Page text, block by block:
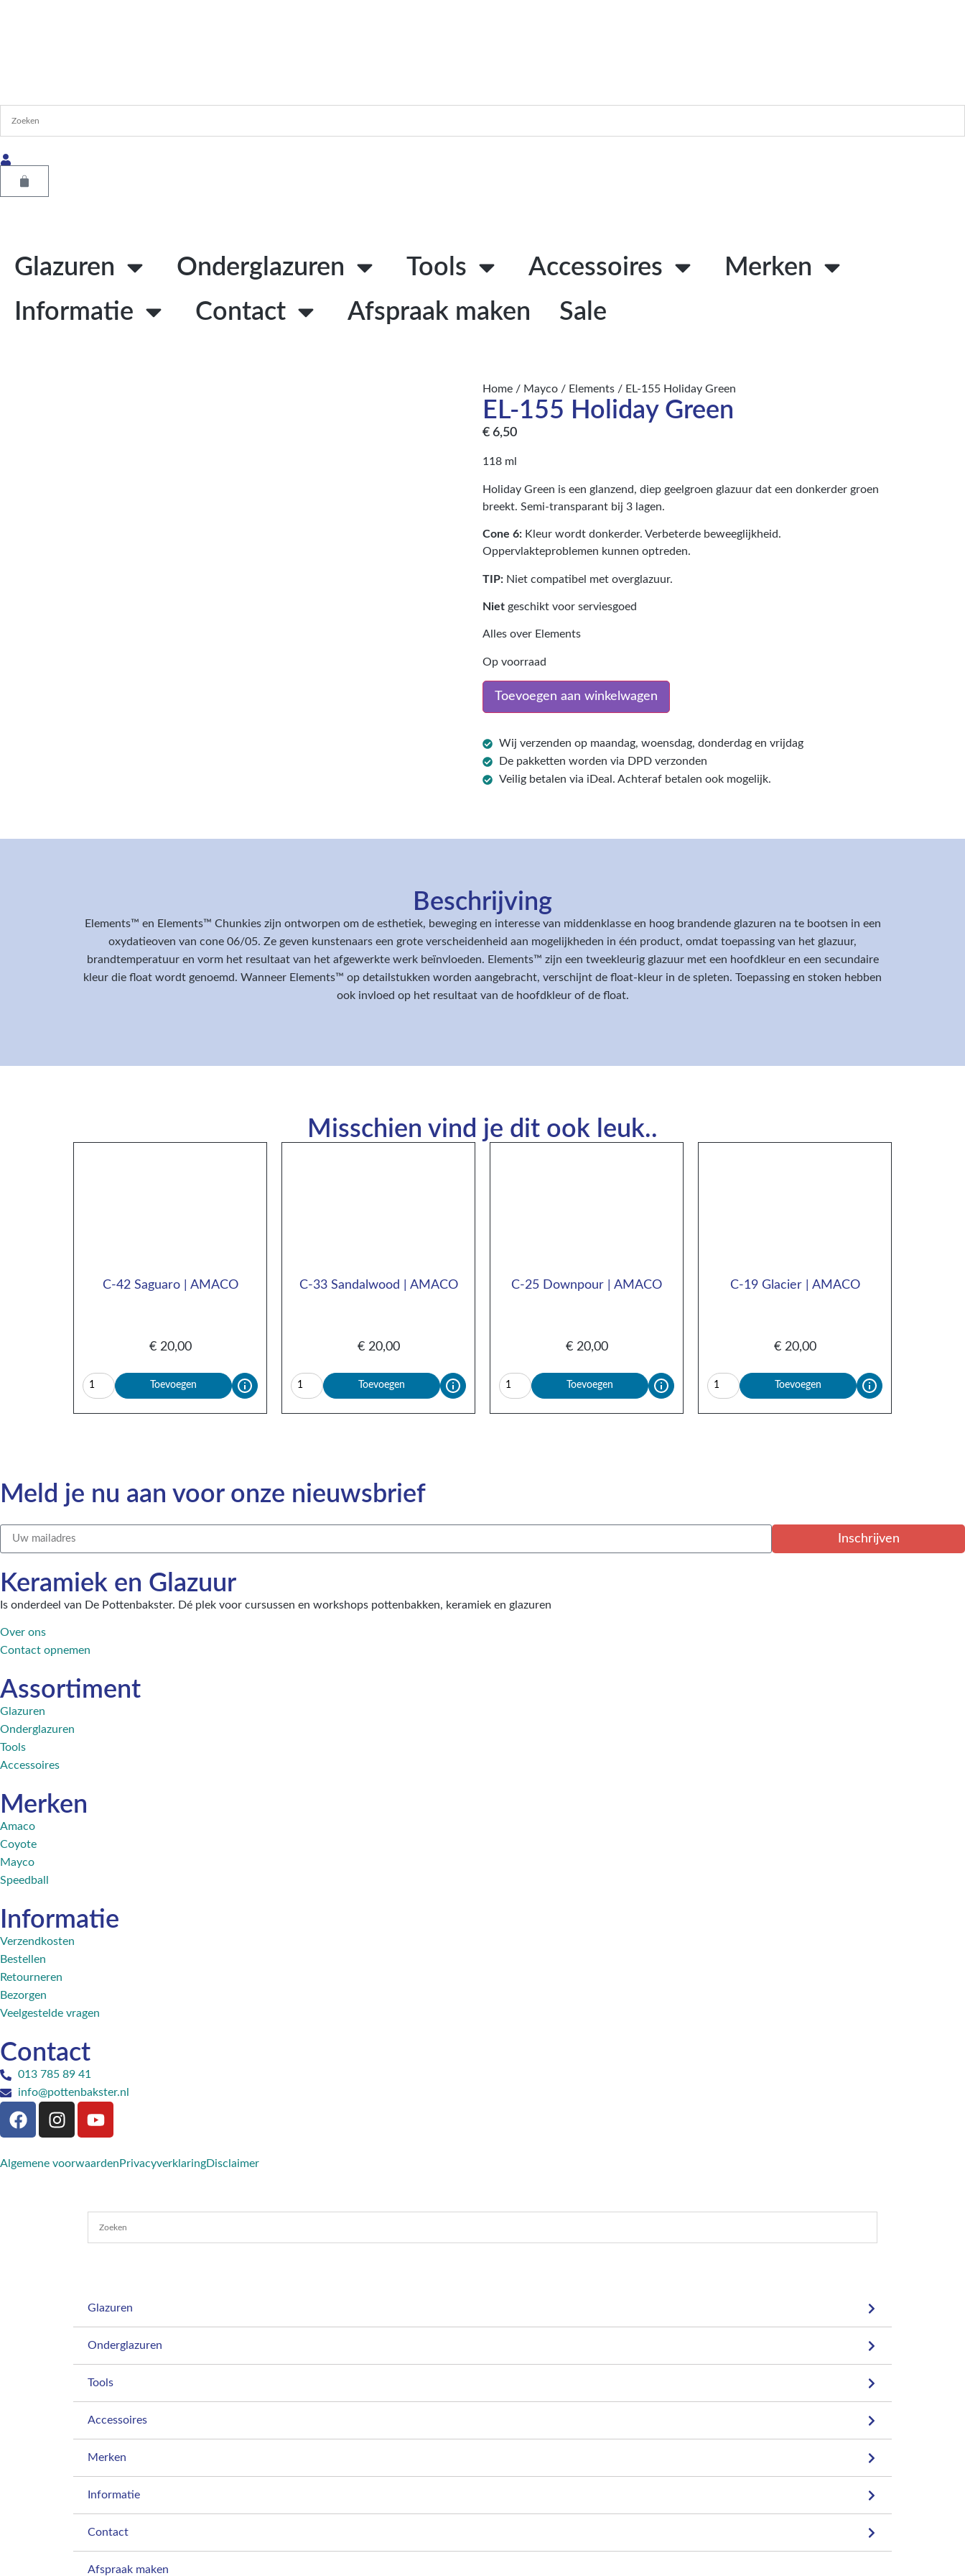
Glazuren Onderglazuren Tools Accessoires
Merken
Informatie
Contact Afspraak maken Sale
Home / Mayco / Elements / EL-155 Holiday Green
EL-155 Holiday Green
€ 6,50
118 ml
Holiday Green is een glanzend, diep geelgroen glazuur dat een donkerder groen
breekt. Semi-transparant bij 3 lagen.
Cone 6: Kleur wordt donkerder. Verbeterde beweeglijkheid.
Oppervlakteproblemen kunnen optreden.
TIP: Niet compatibel met overglazuur.
Niet geschikt voor serviesgoed
Alles over Elements
Op voorraad
Toevoegen aan winkelwagen
Wij verzenden op maandag, woensdag, donderdag en vrijdag
De pakketten worden via DPD verzonden
Veilig betalen via iDeal. Achteraf betalen ook mogelijk.
Beschrijving
Elements™ en Elements™ Chunkies zijn ontworpen om de esthetiek, beweging en interesse van middenklasse en hoog brandende glazuren na te bootsen in een
oxydatieoven van cone 06/05. Ze geven kunstenaars een grote verscheidenheid aan mogelijkheden in één product, omdat toepassing van het glazuur,
brandtemperatuur en vorm het resultaat van het afgewerkte werk beïnvloeden. Elements™ zijn een tweekleurig glazuur met een hoofdkleur en een secundaire
kleur die float wordt genoemd. Wanneer Elements™ op detailstukken worden aangebracht, verschijnt de float-kleur in de spleten. Toepassing en stoken hebben
ook invloed op het resultaat van de hoofdkleur of de float.
Misschien vind je dit ook leuk..
C-42 Saguaro | AMACO
€20,00
Toevoegen
C-33 Sandalwood | AMACO
€20,00
Toevoegen
C-25 Downpour | AMACO
€20,00
Toevoegen
C-19 Glacier | AMACO
€20,00
Toevoegen
Meld je nu aan voor onze nieuwsbrief​
Inschrijven
Keramiek en Glazuur​
Is onderdeel van De Pottenbakster. Dé plek voor cursussen en workshops pottenbakken, keramiek en glazuren
Over ons
Contact opnemen
Assortiment​
Glazuren
Onderglazuren
Tools
Accessoires
Merken
Amaco
Coyote
Mayco
Speedball
Informatie
Verzendkosten
Bestellen
Retourneren
Bezorgen
Veelgestelde vragen
Contact
013 785 89 41
info@pottenbakster.nl
Algemene voorwaarden PrivacyverklaringDisclaimer
Glazuren
Onderglazuren
Tools
Accessoires
Merken
Informatie
Contact
Afspraak maken